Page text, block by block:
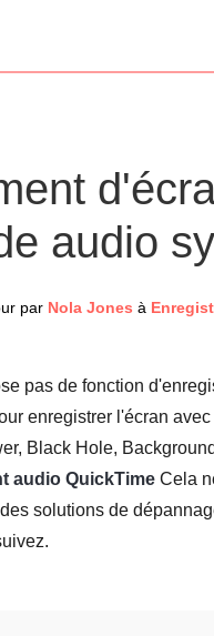
audio
par Nola Jones à
pas de fonction
enregistrer l'écran
Black Hole,
audio QuickTime Cela
solutions de